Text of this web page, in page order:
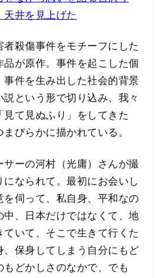
天井を見上げた
殺傷事件をモチーフにした
が原作。事件を起こした個
事件を生み出した社会的背景
という形で切り込み、我々
見て見ぬふり」をしてきた
まびらかに描かれている。
ーの河村（光庸）さんが撮
なられて。最初にお会いし
伺って、私自身、平和なの
、日本だけではなくて、地
いて、そこで生きて行くた
保身してしまう自分にもど
どかしさのなかで、でも